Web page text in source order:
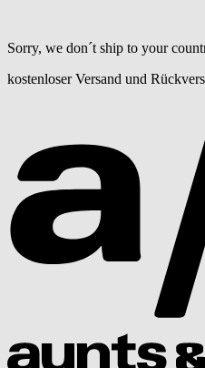
Sorry, we don´t ship to your
kostenloser Versand und